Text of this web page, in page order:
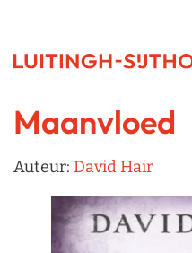
Maanvloed
Auteur: David Hair